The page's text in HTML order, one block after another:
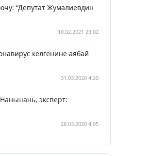
“Депутат Жумалиевдин
10.02.2021 23:02
келгенине аябай
31.03.2020 4:20
эксперт:
28.03.2020 4:05